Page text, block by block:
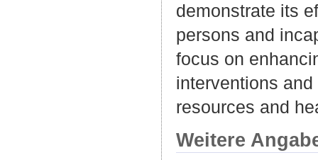
demonstrate its
persons and
focus on
interventions
resources and
Weitere